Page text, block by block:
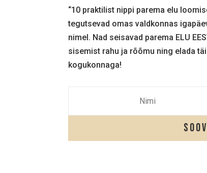
“10 praktilist nippi parema elu
tegutsevad omas valdkonnas
nimel. Nad seisavad parema ELU
sisemist rahu ja rõõmu ning elada
kogukonnaga!